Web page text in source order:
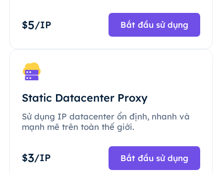
$5/IP Bắt đầu sử dụng
Static Datacenter Proxy
Sử dụng IP datacenter ổn định, nhanh và
mạnh mẽ trên toàn thế giới.
$3/IP Bắt đầu sử dụng